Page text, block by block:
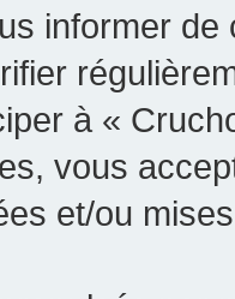
informer
à «
vous
et/ou